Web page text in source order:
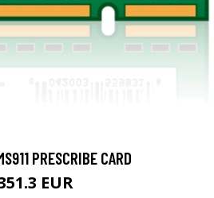
PRESCRIBE CARD
EUR